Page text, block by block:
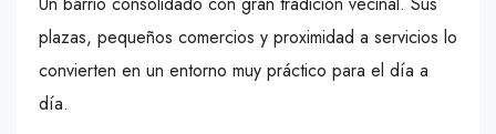
plazas, pequeños comercios y proximidad a servicios lo
convierten en un entorno muy práctico para el día a
día.